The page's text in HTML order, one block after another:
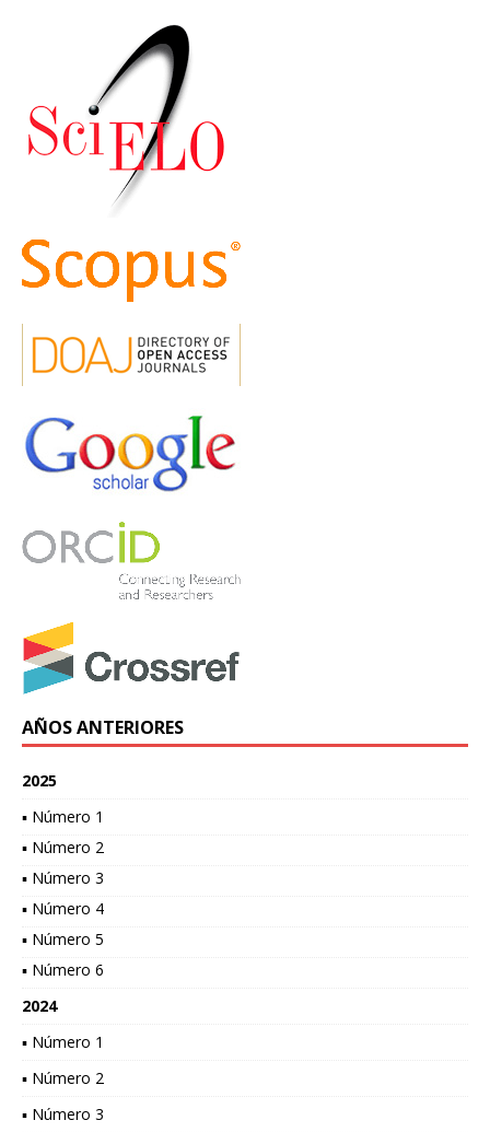
AÑOS ANTERIORES
2025
▪ Número 1
▪ Número 2
▪ Número 3
▪ Número 4
▪ Número 5
▪ Número 6
2024
▪ Número 1
▪ Número 2
▪ Número 3